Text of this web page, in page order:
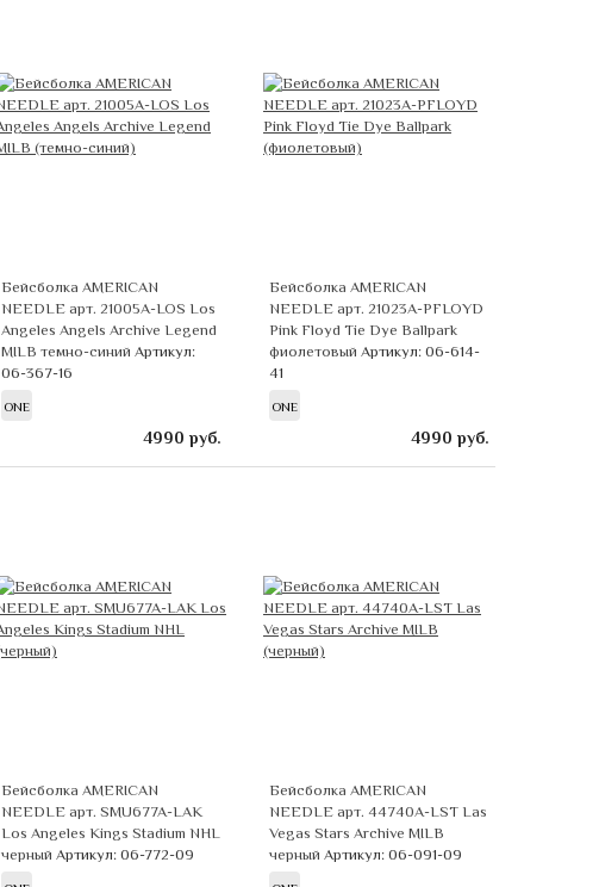
Бейсболка AMERICAN
NEEDLE арт. 21005A-LOS Los
Angeles Angels Archive Legend
MILB темно-синий Артикул:
06-367-16
ONE
4990 руб.
Бейсболка AMERICAN
NEEDLE арт. 21023A-PFLOYD
Pink Floyd Tie Dye Ballpark
фиолетовый Артикул: 06-614-
41
ONE
4990 руб.
Бейсболка AMERICAN
NEEDLE арт. SMU677A-LAK
Los Angeles Kings Stadium NHL
черный Артикул: 06-772-09
Бейсболка AMERICAN
NEEDLE арт. 44740A-LST Las
Vegas Stars Archive MILB
черный Артикул: 06-091-09